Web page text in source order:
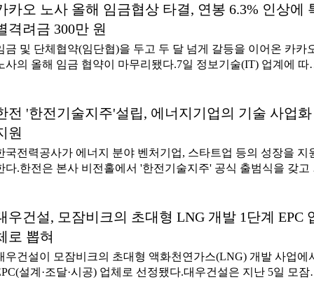
진실화해위원장 등 정부 관계자와 국가폭력 피해자 70여 명이
했다.1·2기 진실화해위 활동을 통해 국가폭력 피해 사실이 확인
만 국가 차원의 명예 회복 조치 등이 충분히 이뤄지지 않아 상대
로 소외돼 있
켓에서 상·하한가 주문을 금지하겠다"고 발표했다.상한가와 하
는 일일 가격제한폭의 최상단과 최하단 가격을 뜻한다. 기준가격
서 30% 오르면 상한가, 30% 내리면 하한가다.전날 넥스트레이드
리마켓에서는 SK하이닉스 주식 11주의 소량 거래로 시초가가
가로 형성돼 가격 왜곡 논란이 불거졌다. 7월28일에도 SK하이
트레이드 프리마켓은 별도의 시초가 단일가 매매 없이 장이 열리
마자 접속매매를 시작한다. 접속매매는 매수·매도 주문이 들어오
즉시 가격과 시간 우선 원칙에 따라 거래를 체결하는 방식이다.
마켓은 정규장보다 거래량이 적고 매수·매도 호가도 얇아 소량
만으로도 시초가가 가격
카오 노사 올해 임금협상 타결, 연봉 6.3% 인상에
격려금 300만 원
금 및 단체협약(임단협)을 두고 두 달 넘게 갈등을 이어온 카카
사의 올해 임금 협약이 마무리됐다.7일 정보기술(IT) 업계에 따
용과 함께 특별격려금 300만 원 지급이 포함됐다. 직무와 성과에
른 보상 재원인 '스테이지업' 재원은 따로 운영된다.민주노총 화
품노조 카카오지회는 '이날 조합원 대상 잠정 합의 내용에 대한
가 찬성으로 마무리됐다'며 '조인식 등 절차를 거치면 최종 종료
'라고 말했다.이로써 창사 이래 처음으로 본사 파업까지 단행하
즈 노조가 사측과 임금 협상에 합의한 데 이어, 이번에 본사까지
상을 타결하게 됐다.지난 5월 단체협약 교섭이 결렬된 뒤 노조는
체행동으로 압박을 이어왔다.그동안 노조는 연봉 인상률 6.9%
체 영업이익의 13~14%을 성과급 재원으로 마련할 것을 요구해
전 '한전기술지주'설립, 에너지기업의 기술 사업화
원
국전력공사가 에너지 분야 벤처기업, 스타트업 등의 성장을 지
다.한전은 본사 비전홀에서 '한전기술지주' 공식 출범식을 갖고
과정을 지원할 목적으로 한전이 100% 출자해 설립하는 에너지
술 사업화 전문 기업이다.에너지분야 기술은 초기에 막대한 비용
자가 필요하고 투자된 비용이 회수되는데 오랜 기간이 걸려 사업
에 어려움을 겪는다.한전기술지주는 적극적 투자로 유망 에너
업의 성장을 지원한다.한전은 한전기술지주를 바탕으로 한전과
우건설, 모잠비크의 초대형 LNG 개발 1단계 EPC
로 뽑혀
우건설이 모잠비크의 초대형 액화천연가스(LNG) 개발 사업에
설계·조달·시공) 업체로 선정됐다.대우건설은 지난 5일 모잠